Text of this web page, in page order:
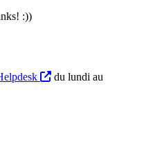
:))
du lundi au